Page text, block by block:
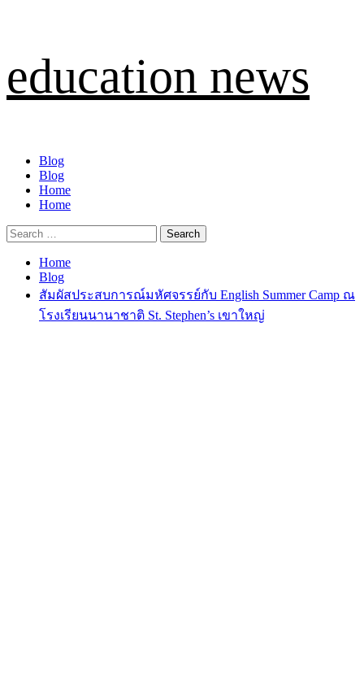
to
content
education news
Primary
Menu
Blog
Blog
Home
Home
Search
for:
Home
Blog
สัมผัสประสบการณ์มหัศจรรย์กับ English Summer Camp ณ
โรงเรียนนานาชาติ St. Stephen’s เขาใหญ่